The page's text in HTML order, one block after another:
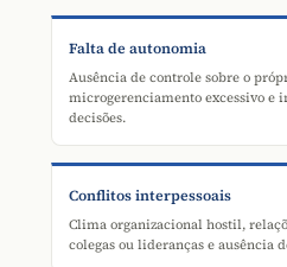
Falta de autonomia
Ausência de controle sobre o
microgerenciamento excessivo e
decisões.
Conflitos interpessoais
Clima organizacional hostil,
colegas ou lideranças e ausência